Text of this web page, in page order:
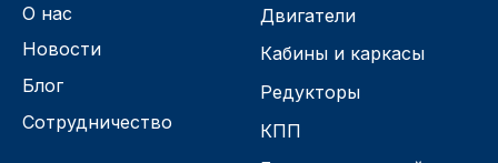
О нас
Новости
Блог
Сотрудничество
Двигатели
Кабины и каркасы
Редукторы
КПП